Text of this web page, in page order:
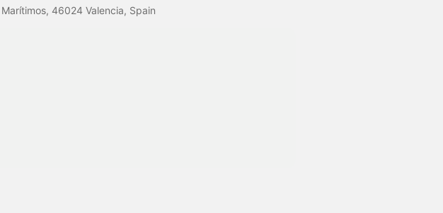
46024 Valencia, Spain